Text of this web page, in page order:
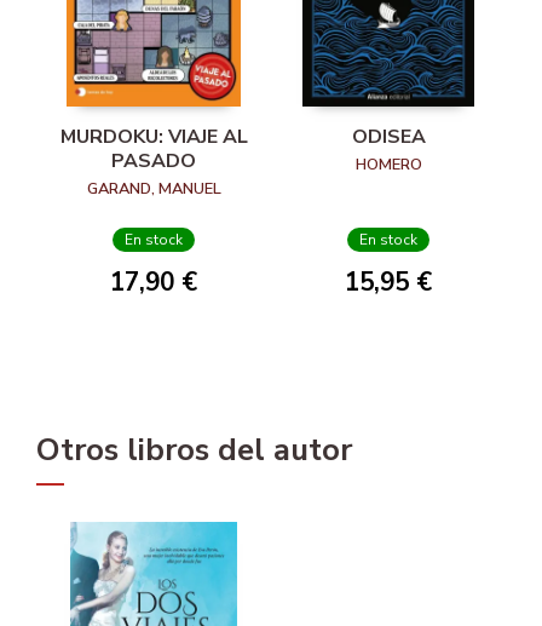
MURDOKU: VIAJE AL
PASADO
GARAND, MANUEL
En stock
17,90 €
ODISEA
HOMERO
En stock
15,95 €
Otros libros del autor